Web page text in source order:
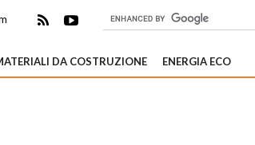
DA COSTRUZIONE ENERGIA ECO